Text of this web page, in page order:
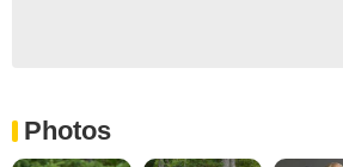
Photos